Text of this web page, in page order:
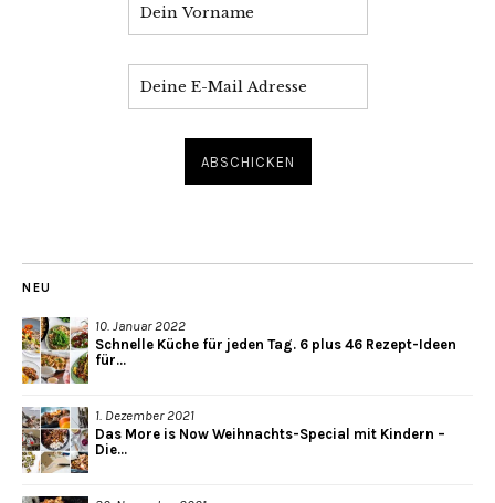
NEU
10. Januar 2022
Schnelle Küche für jeden Tag. 6 plus 46 Rezept-Ideen
für...
1. Dezember 2021
Das More is Now Weihnachts-Special mit Kindern –
Die...